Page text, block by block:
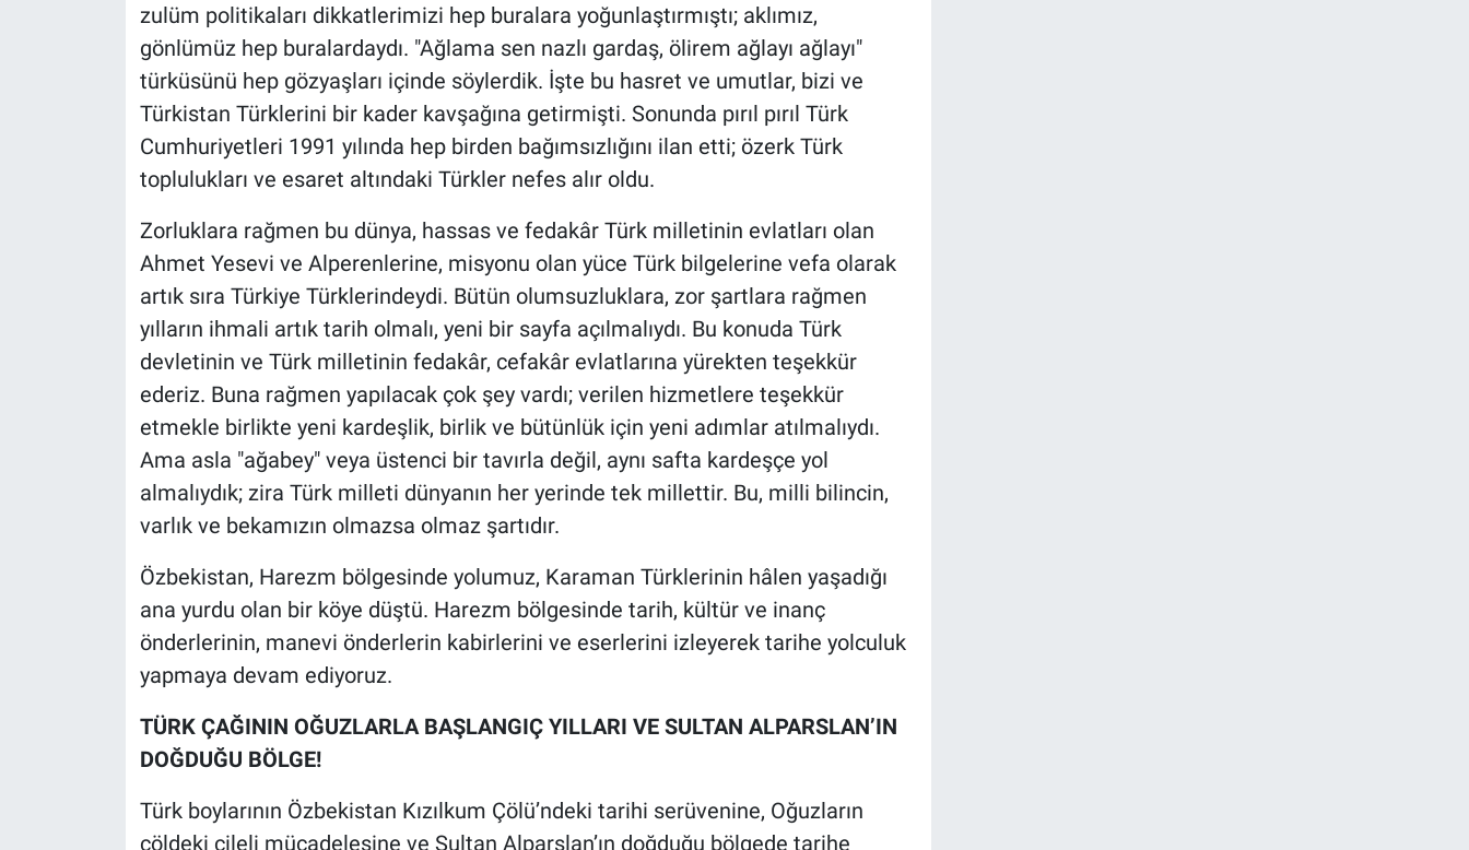
zulüm politikaları dikkatlerimizi hep buralara yoğunlaştırmıştı; aklımız,
gönlümüz hep buralardaydı. "Ağlama sen nazlı gardaş, ölirem ağlayı ağlayı"
türküsünü hep gözyaşları içinde söylerdik. İşte bu hasret ve umutlar, bizi ve
Türkistan Türklerini bir kader kavşağına getirmişti. Sonunda pırıl pırıl Türk
Cumhuriyetleri 1991 yılında hep birden bağımsızlığını ilan etti; özerk Türk
toplulukları ve esaret altındaki Türkler nefes alır oldu.
Zorluklara rağmen bu dünya, hassas ve fedakâr Türk milletinin evlatları olan
Ahmet Yesevi ve Alperenlerine, misyonu olan yüce Türk bilgelerine vefa olarak
artık sıra Türkiye Türklerindeydi. Bütün olumsuzluklara, zor şartlara rağmen
yılların ihmali artık tarih olmalı, yeni bir sayfa açılmalıydı. Bu konuda Türk
devletinin ve Türk milletinin fedakâr, cefakâr evlatlarına yürekten teşekkür
ederiz. Buna rağmen yapılacak çok şey vardı; verilen hizmetlere teşekkür
etmekle birlikte yeni kardeşlik, birlik ve bütünlük için yeni adımlar atılmalıydı.
Ama asla "ağabey" veya üstenci bir tavırla değil, aynı safta kardeşçe yol
almalıydık; zira Türk milleti dünyanın her yerinde tek millettir. Bu, milli bilincin,
varlık ve bekamızın olmazsa olmaz şartıdır.
Özbekistan, Harezm bölgesinde yolumuz, Karaman Türklerinin hâlen yaşadığı
ana yurdu olan bir köye düştü. Harezm bölgesinde tarih, kültür ve inanç
önderlerinin, manevi önderlerin kabirlerini ve eserlerini izleyerek tarihe yolculuk
yapmaya devam ediyoruz.
TÜRK ÇAĞININ OĞUZLARLA BAŞLANGIÇ YILLARI VE SULTAN ALPARSLAN’IN
DOĞDUĞU BÖLGE!
Türk boylarının Özbekistan Kızılkum Çölü’ndeki tarihi serüvenine, Oğuzların
çöldeki çileli mücadelesine ve Sultan Alparslan’ın doğduğu bölgede tarihe